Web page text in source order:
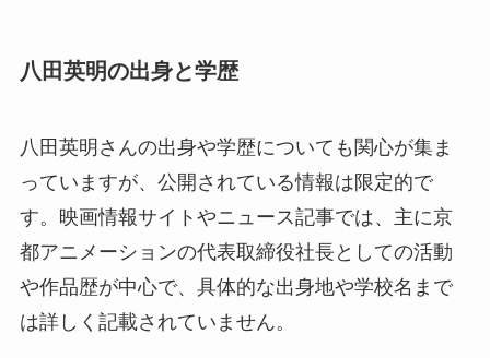
八田英明の出身と学歴
八田英明さんの出身や学歴についても関心が集ま
っていますが、公開されている情報は限定的で
す。映画情報サイトやニュース記事では、主に京
都アニメーションの代表取締役社長としての活動
や作品歴が中心で、具体的な出身地や学校名まで
は詳しく記載されていません。